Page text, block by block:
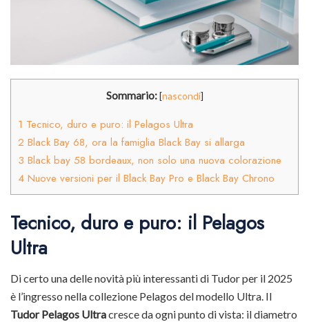
Sommario: [nascondi]
1 Tecnico, duro e puro: il Pelagos Ultra
2 Black Bay 68, ora la famiglia Black Bay si allarga
3 Black bay 58 bordeaux, non solo una nuova colorazione
4 Nuove versioni per il Black Bay Pro e Black Bay Chrono
Tecnico, duro e puro: il Pelagos
Ultra
Di certo una delle novità più interessanti di Tudor per il 2025
è l’ingresso nella collezione Pelagos del modello Ultra. Il
Tudor Pelagos Ultracresce da ogni punto di vista: il diametro